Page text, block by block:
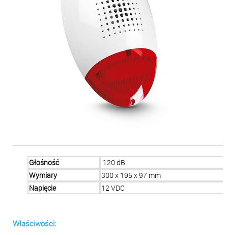
Głośność
120 dB
Wymiary
300 x 195 x 97 mm
Napięcie
12 VDC
Właściwości: